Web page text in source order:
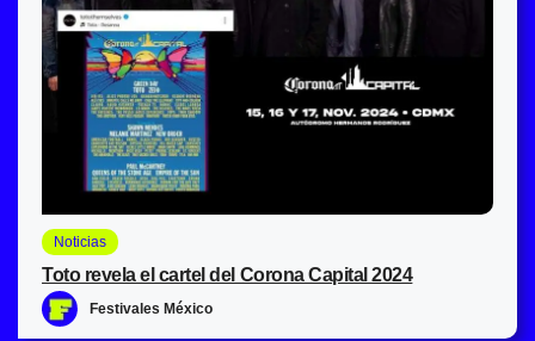
Noticias
Toto revela el cartel del Corona Capital 2024
Festivales México